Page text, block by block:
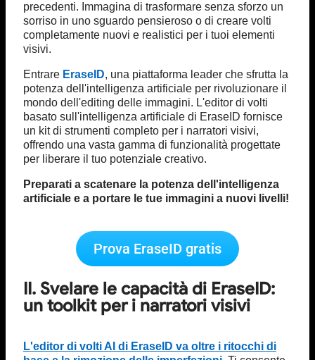
precedenti. Immagina di trasformare senza sforzo un
sorriso in uno sguardo pensieroso o di creare volti
completamente nuovi e realistici per i tuoi elementi
visivi.
Entrare EraseID, una piattaforma leader che sfrutta la
potenza dell'intelligenza artificiale per rivoluzionare il
mondo dell'editing delle immagini. L'editor di volti
basato sull'intelligenza artificiale di EraseID fornisce
un kit di strumenti completo per i narratori visivi,
offrendo una vasta gamma di funzionalità progettate
per liberare il tuo potenziale creativo.
Preparati a scatenare la potenza dell'intelligenza
artificiale e a portare le tue immagini a nuovi livelli!
Prova EraseID gratis
II. Svelare le capacità di EraseID:
un toolkit per i narratori visivi
L'editor di volti AI di EraseID va oltre i ritocchi di